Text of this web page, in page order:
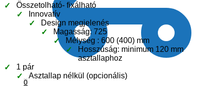
0
Összetolható- fixálható
Innovatív
Design megjelenés
Magasság: 725
Mélység : 600 (400) mm
Hosszúság: minimum 120 mm
asztallaphoz
1 pár
Asztallap nélkül (opcionális)